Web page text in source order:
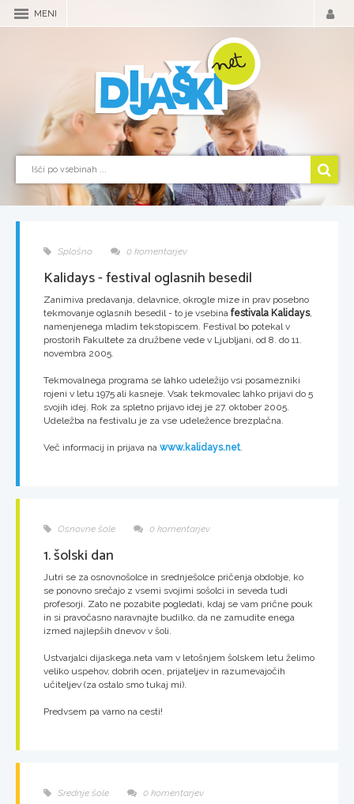
MENI
Splošno 0 komentarjev
Kalidays - festival oglasnih besedil
Zanimiva predavanja, delavnice, okrogle mize in prav posebno
tekmovanje oglasnih besedil - to je vsebina festivala Kalidays,
namenjenega mladim tekstopiscem. Festival bo potekal v
prostorih Fakultete za družbene vede v Ljubljani, od 8. do 11.
novembra 2005.
Tekmovalnega programa se lahko udeležijo vsi posamezniki
rojeni v letu 1975 ali kasneje. Vsak tekmovalec lahko prijavi do 5
svojih idej. Rok za spletno prijavo idej je 27. oktober 2005.
Udeležba na festivalu je za vse udeležence brezplačna.
Več informacij in prijava na www.kalidays.net.
Osnovne šole 0 komentarjev
1. šolski dan
Jutri se za osnovnošolce in srednješolce pričenja obdobje, ko
se ponovno srečajo z vsemi svojimi sošolci in seveda tudi
profesorji. Zato ne pozabite pogledati, kdaj se vam prične pouk
in si pravočasno naravnajte budilko, da ne zamudite enega
izmed najlepših dnevov v šoli.
Ustvarjalci dijaskega.neta vam v letošnjem šolskem letu želimo
veliko uspehov, dobrih ocen, prijateljev in razumevajočih
učiteljev (za ostalo smo tukaj mi).
Predvsem pa varno na cesti!
Srednje šole 0 komentarjev